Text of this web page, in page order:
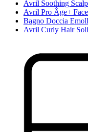
Avril Soothing
Avril Pro Âge+
Bagno Doccia
Avril Curly Hair